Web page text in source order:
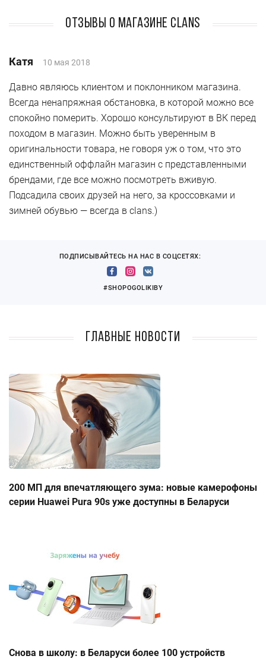
Отзывы о магазине CLANS
Катя 10 мая 2018
Давно являюсь клиентом и поклонником магазина.
Всегда ненапряжная обстановка, в которой можно все
спокойно померить. Хорошо консультируют в ВК перед
походом в магазин. Можно быть уверенным в
оригинальности товара, не говоря уж о том, что это
единственный оффлайн магазин с представленными
брендами, где все можно посмотреть вживую.
Подсадила своих друзей на него, за кроссовками и
зимней обувью — всегда в clans.)
ПОДПИСЫВАЙТЕСЬ НА НАС В СОЦСЕТЯХ:
#SHOPOGOLIKIBY
Главные новости
200 МП для впечатляющего зума: новые камерофоны
серии Huawei Pura 90s уже доступны в Беларуси
Снова в школу: в Беларуси более 100 устройств